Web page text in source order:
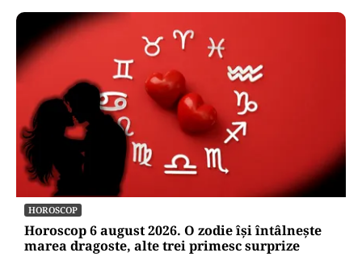
HOROSCOP
Horoscop 6 august 2026. O zodie își întâlnește
marea dragoste, alte trei primesc surprize